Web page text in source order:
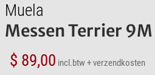
Muela
Messen Terrier
$ 89,00 incl.btw+ verzendkosten